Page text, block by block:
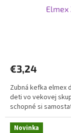
Elmex
€3,24
Zubná kefka elmex
deti vo vekovej
schopné si
Novinka